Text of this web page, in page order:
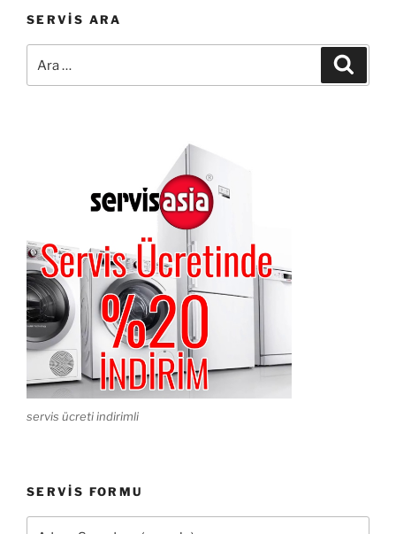
SERVIS ARA
servis ücreti indirimli
SERVIS FORMU